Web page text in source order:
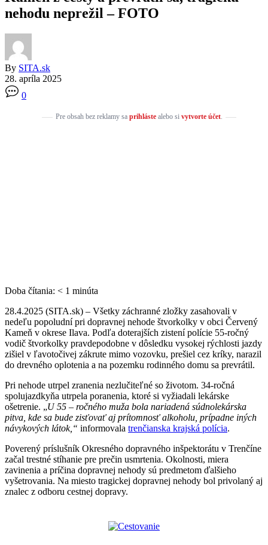
nehodu neprežil – FOTO
By SITA.sk
28. apríla 2025
0
Pre obsah bez reklamy sa prihlástealebo si vytvorte účet.
Doba čítania: < 1 minúta
28.4.2025 (SITA.sk) – Všetky záchranné zložky zasahovali v
nedeľu popoludní pri dopravnej nehode štvorkolky v obci Červený
Kameň v okrese Ilava. Podľa doterajších zistení polície 55-ročný
vodič štvorkolky pravdepodobne v dôsledku vysokej rýchlosti jazdy
zišiel v ľavotočivej zákrute mimo vozovku, prešiel cez kríky, narazil
do drevného oplotenia a na pozemku rodinného domu sa prevrátil.
Pri nehode utrpel zranenia nezlučiteľné so životom. 34-ročná
spolujazdkyňa utrpela poranenia, ktoré si vyžiadali lekárske
ošetrenie. „U 55 – ročného muža bola nariadená súdnolekárska
pitva, kde sa bude zisťovať aj prítomnosť alkoholu, prípadne iných
návykových látok,“ informovala trenčianska krajská polícia.
Poverený príslušník Okresného dopravného inšpektorátu v Trenčíne
začal trestné stíhanie pre prečin usmrtenia. Okolnosti, miera
zavinenia a príčina dopravnej nehody sú predmetom ďalšieho
vyšetrovania. Na miesto tragickej dopravnej nehody bol privolaný aj
znalec z odboru cestnej dopravy.